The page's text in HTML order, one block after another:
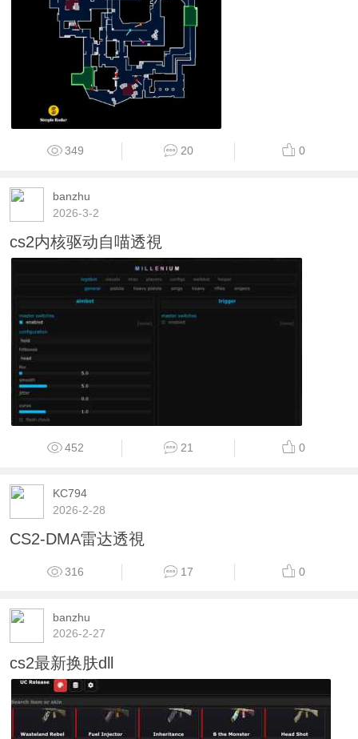
349 20 0
banzhu
2026-3-2
cs2内核驱动自喵透視
452 21 0
KC794
2026-2-28
CS2-DMA雷达透視
316 17 0
banzhu
2026-2-27
cs2最新换肤dll